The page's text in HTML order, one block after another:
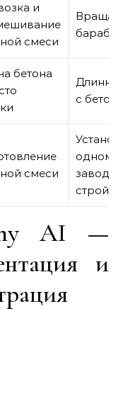
и
смеси
барабан
бетона
с
смеси
одном
заводе
AI —
и